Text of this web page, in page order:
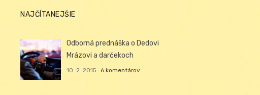
NAJČÍTANEJŠIE
Odborná prednáška o Dedovi
Mrázovi a darčekoch
10. 2. 2015 6 komentárov